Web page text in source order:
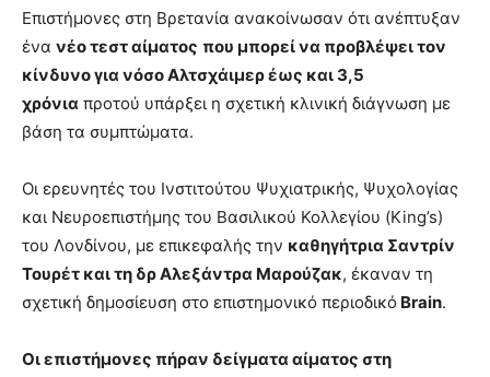
show.desi
xxx
lyons
teaches
you
of
pain.
pornhun
hd
Επιστήμονες στη Βρετανία ανακοίνωσαν ότι ανέπτυξαν
ένα νέο τεστ αίματος που μπορεί να προβλέψει τον
κίνδυνο για νόσο Αλτσχάιμερ έως και 3,5
χρόνια προτού υπάρξει η σχετική κλινική διάγνωση με
βάση τα συμπτώματα.
Οι ερευνητές του Ινστιτούτου Ψυχιατρικής, Ψυχολογίας
και Νευροεπιστήμης του Βασιλικού Κολλεγίου (King’s)
του Λονδίνου, με επικεφαλής την καθηγήτρια Σαντρίν
Τουρέτ και τη δρ Αλεξάντρα Μαρούζακ, έκαναν τη
σχετική δημοσίευση στο επιστημονικό περιοδικό Brain.
Οι επιστήμονες πήραν δείγματα αίματος στη